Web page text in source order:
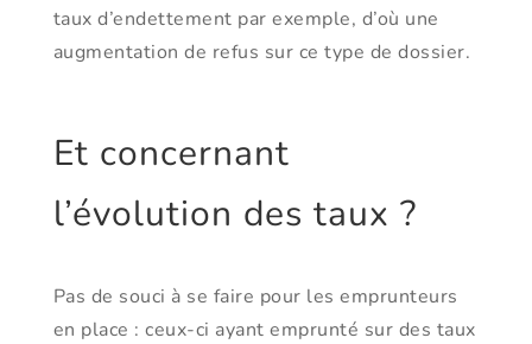
taux d’endettement par exemple, d’où une
augmentation de refus sur ce type de dossier.
Et concernant
l’évolution des taux ?
Pas de souci à se faire pour les emprunteurs
en place : ceux-ci ayant emprunté sur des taux